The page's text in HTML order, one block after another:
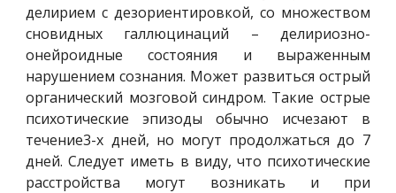
делирием с дезориентировкой, со множеством
сновидных галлюцинаций – делириозно-
онейроидные состояния и выраженным
нарушением сознания. Может развиться острый
органический мозговой синдром. Такие острые
психотические эпизоды обычно исчезают в
течение3-х дней, но могут продолжаться до 7
дней. Следует иметь в виду, что психотические
расстройства могут возникать и при